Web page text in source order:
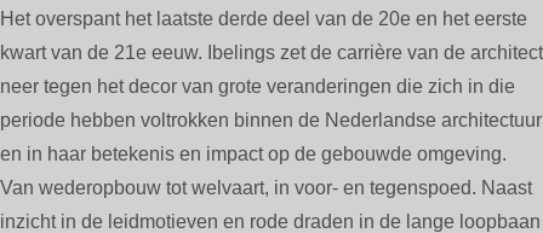
Het overspant het laatste derde deel van de 20e en het eerste
kwart van de 21e eeuw. Ibelings zet de carrière van de architect
neer tegen het decor van grote veranderingen die zich in die
periode hebben voltrokken binnen de Nederlandse architectuur
en in haar betekenis en impact op de gebouwde omgeving.
Van wederopbouw tot welvaart, in voor- en tegenspoed. Naast
inzicht in de leidmotieven en rode draden in de lange loopbaan